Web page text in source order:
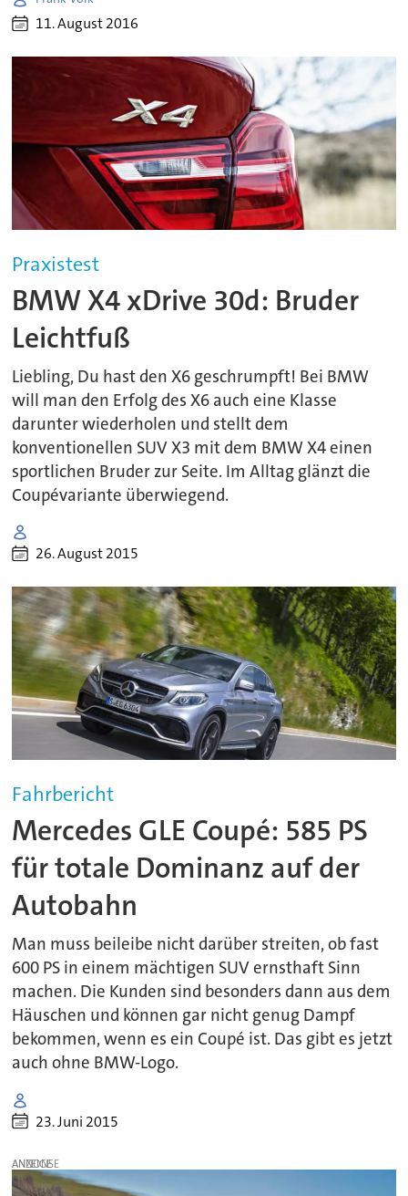
11. August 2016
Praxistest
BMW X4 xDrive 30d: Bruder
Leichtfuß
Liebling, Du hast den X6 geschrumpft! Bei BMW
will man den Erfolg des X6 auch eine Klasse
darunter wiederholen und stellt dem
konventionellen SUV X3 mit dem BMW X4 einen
sportlichen Bruder zur Seite. Im Alltag glänzt die
Coupévariante überwiegend.
26. August 2015
Fahrbericht
Mercedes GLE Coupé: 585 PS
für totale Dominanz auf der
Autobahn
Man muss beileibe nicht darüber streiten, ob fast
600 PS in einem mächtigen SUV ernsthaft Sinn
machen. Die Kunden sind besonders dann aus dem
Häuschen und können gar nicht genug Dampf
bekommen, wenn es ein Coupé ist. Das gibt es jetzt
auch ohne BMW-Logo.
23. Juni 2015
ANZEIGE